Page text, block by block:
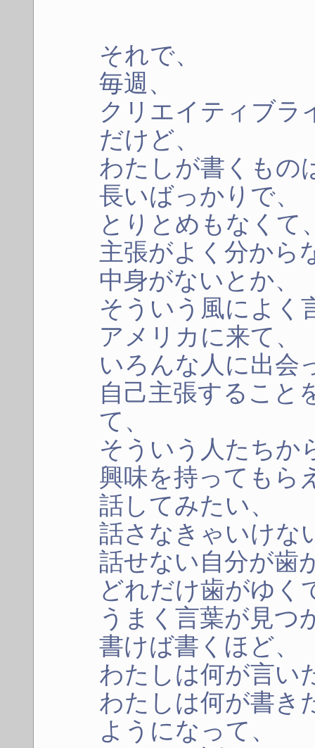
それで、
毎週、
クリエイティブラ
だけど、
わたしが書くもの
長いばっかりで、
とりとめもなくて
主張がよく分から
中身がないとか、
そういう風によく
アメリカに来て、
いろんな人に出会
自己主張すること
て、
そういう人たちか
興味を持ってもら
話してみたい、
話さなきゃいけな
話せない自分が歯
どれだけ歯がゆく
うまく言葉が見つ
書けば書くほど、
わたしは何が言い
わたしは何が書き
ようになって、